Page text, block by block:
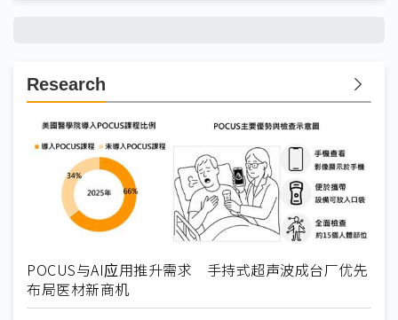
Research
POCUS与AI应用推升需求 手持式超声波成台厂优先
布局医材新商机